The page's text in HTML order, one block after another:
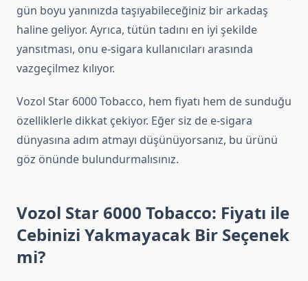
gün boyu yanınızda taşıyabileceğiniz bir arkadaş
haline geliyor. Ayrıca, tütün tadını en iyi şekilde
yansıtması, onu e-sigara kullanıcıları arasında
vazgeçilmez kılıyor.
Vozol Star 6000 Tobacco, hem fiyatı hem de sunduğu
özelliklerle dikkat çekiyor. Eğer siz de e-sigara
dünyasına adım atmayı düşünüyorsanız, bu ürünü
göz önünde bulundurmalısınız.
Vozol Star 6000 Tobacco: Fiyatı ile
Cebinizi Yakmayacak Bir Seçenek
mi?